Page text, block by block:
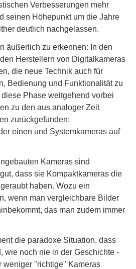
Verbesserungen mehr
seinen Höhepunkt um die Jahre
deutlich nachgelassen.
äußerlich zu erkennen: In den
Herstellern von Digitalkameras
die neue Technik auch für
Bedienung und Funktionalität zu
Phase weitgehend vorbei
zu den aus analoger Zeit
zurückgefunden:
einen und Systemkameras auf
Kameras sind
dass sie Kompaktkameras die
haben. Wozu ein
wenn man vergleichbare Bilder
das man zudem immer
die paradoxe Situation, dass
wie noch nie in der Geschichte -
weniger "richtige" Kameras